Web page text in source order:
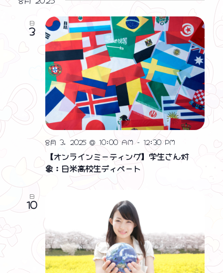
日
3
【オンラインミーティング】学生さん対
象：日米高校生ディベート
8月 3, 2025 @ 10:00 AM -12:30 PM
日
10